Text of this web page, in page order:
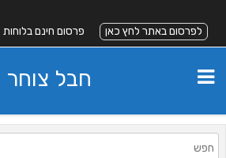
לפרסום באתר לחץ כאן
פרסום חינם בלוחות
חבל צוחר